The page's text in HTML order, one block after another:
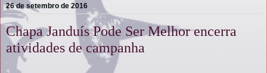
26 de setembro de 2016
Chapa Janduís Pode Ser Melhor encerra
atividades de campanha